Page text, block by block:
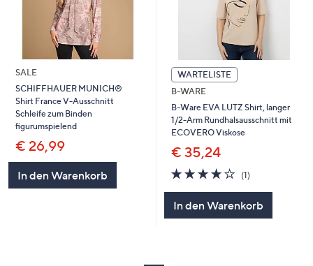
SALE
SCHIFFHAUER MUNICH®
Shirt France V-Ausschnitt
Schleife zum Binden
figurumspielend
€ 26,99
In den Warenkorb
WARTELISTE
B-WARE
B-Ware EVA LUTZ Shirt, langer
1/2-Arm Rundhalsausschnitt mit
ECOVERO Viskose
€ 35,24
4.0
von
(1)1
In den Warenkorb